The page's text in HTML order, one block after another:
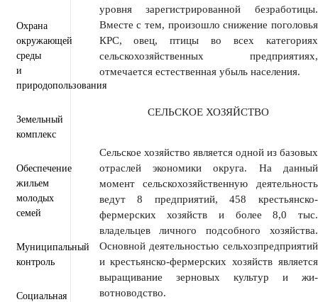
Охрана
окружающей
среды
и
природопользования
Земельный
комплекс
Обеспечение
жильем
молодых
семей
Муниципальный
контроль
Социальная
уровня зарегистрированной безработицы.
Вместе с тем, произошло снижение поголовья
КРС, овец, птицы во всех категориях
сельскохозяйственных предприятиях,
отмечается естественная убыль населения.
СЕЛЬСКОЕ ХОЗЯЙСТВО
Сельское хозяйство является одной из базовых
отраслей экономики ок­руга. На данный
момент сельскохозяйственную деятельность
ведут 8 предпри­ятий, 458 крестьянско-
фермерских хозяйств и более 8,0 тыс.
владельцев личного подсоб­ного хозяйства.
Основной деятельностью сельхозпредприятий
и кре­стьянско-фермерских хозяйств является
выращивание зерновых культур и жи­
вотноводство.